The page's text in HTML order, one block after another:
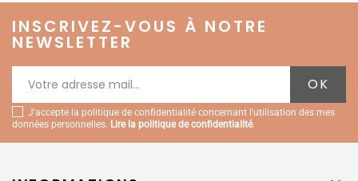
INSCRIVEZ-VOUS À NOTRE
NEWSLETTER
J'accepte la politique de confidentialité concernant l'utilisation des mes
données personnelles. Lire la politique de confidentialité.